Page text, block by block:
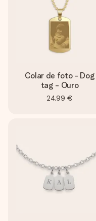
Colar de foto - Dog
tag - Ouro
24,99 €